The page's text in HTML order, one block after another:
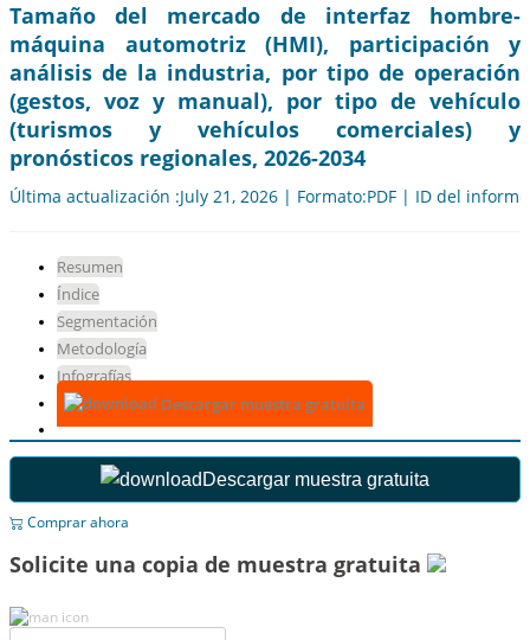
Tamaño del mercado de interfaz hombre-
máquina automotriz (HMI), participación y
análisis de la industria, por tipo de operación
(gestos, voz y manual), por tipo de vehículo
(turismos y vehículos comerciales) y
pronósticos regionales, 2026-2034
Última actualización :July 21, 2026 | Formato:PDF | ID del
Resumen
Índice
Segmentación
Metodología
Infografías
Descargar muestra gratuita
Descargar muestra gratuita
Comprar ahora
Solicite una copia de muestra gratuita